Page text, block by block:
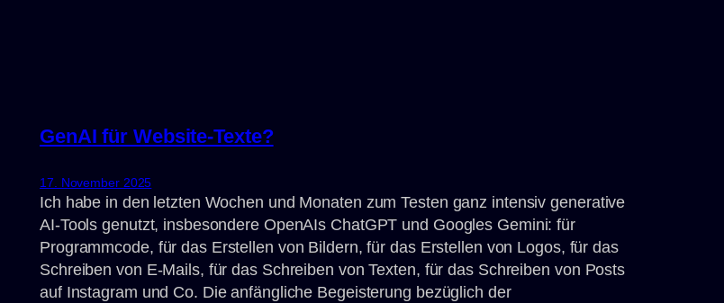
GenAI für Website-Texte?
17. November 2025
Ich habe in den letzten Wochen und Monaten zum Testen ganz intensiv generative
AI-Tools genutzt, insbesondere OpenAIs ChatGPT und Googles Gemini: für
Programmcode, für das Erstellen von Bildern, für das Erstellen von Logos, für das
Schreiben von E-Mails, für das Schreiben von Texten, für das Schreiben von Posts
auf Instagram und Co. Die anfängliche Begeisterung bezüglich der